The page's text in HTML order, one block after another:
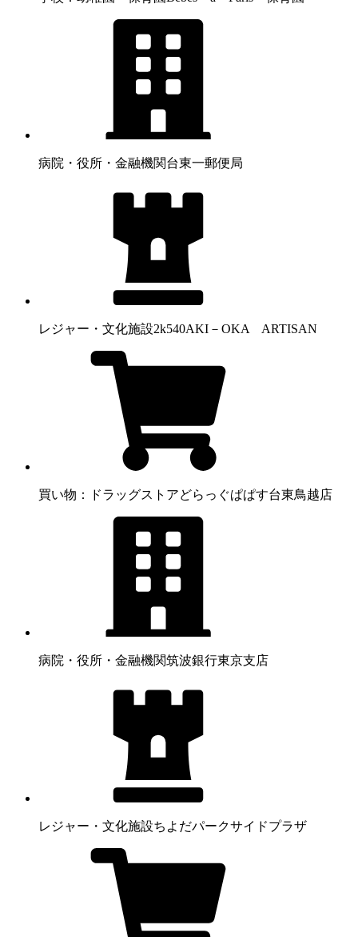
病院・役所・金融機関台東一郵便局
レジャー・文化施設2k540AKI－OKA ARTISAN
買い物：ドラッグストアどらっぐぱぱす台東鳥越店
病院・役所・金融機関筑波銀行東京支店
レジャー・文化施設ちよだパークサイドプラザ